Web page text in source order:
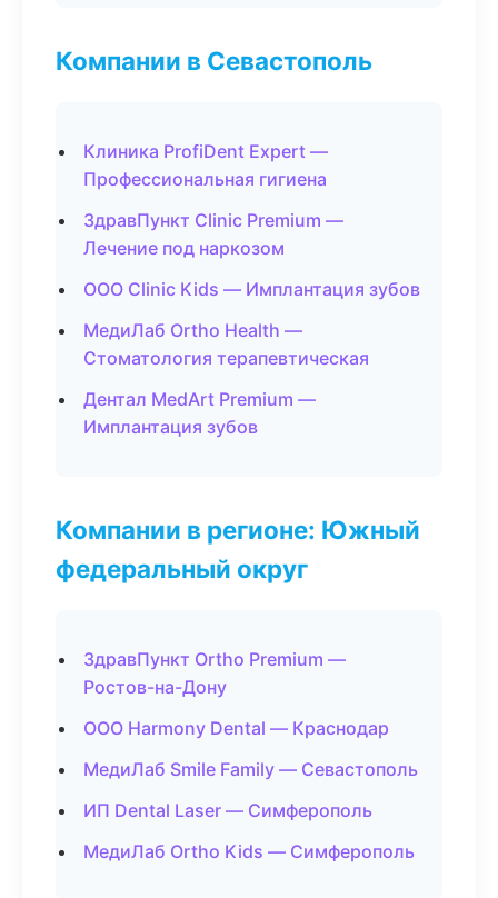
Компании в Севастополь
Клиника ProfiDent Expert —
Профессиональная гигиена
ЗдравПункт Clinic Premium —
Лечение под наркозом
ООО Clinic Kids — Имплантация зубов
МедиЛаб Ortho Health —
Стоматология терапевтическая
Дентал MedArt Premium —
Имплантация зубов
Компании в регионе: Южный
федеральный округ
ЗдравПункт Ortho Premium —
Ростов-на-Дону
ООО Harmony Dental — Краснодар
МедиЛаб Smile Family — Севастополь
ИП Dental Laser — Симферополь
МедиЛаб Ortho Kids — Симферополь